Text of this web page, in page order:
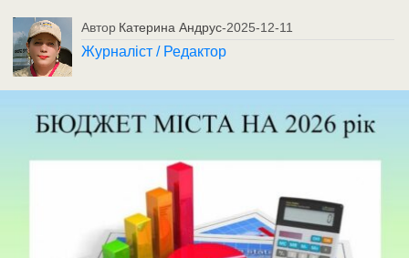
Автор Катерина Андрус-2025-12-11
Журналіст / Редактор